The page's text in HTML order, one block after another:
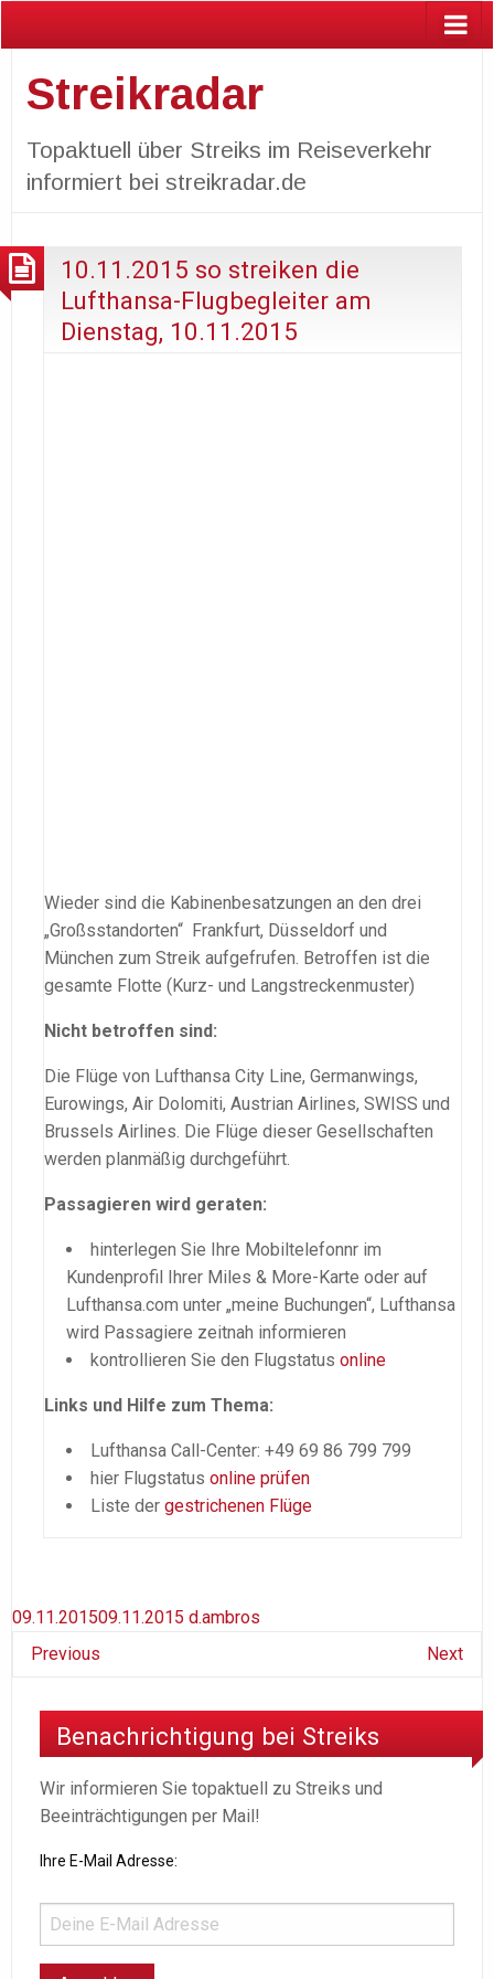
Streikradar
Topaktuell über Streiks im Reiseverkehr
informiert bei streikradar.de
10.11.2015 so streiken die
Lufthansa-Flugbegleiter am
Dienstag, 10.11.2015
Wieder sind die Kabinenbesatzungen an den drei
„Großsstandorten“ Frankfurt, Düsseldorf und
München zum Streik aufgefrufen. Betroffen ist die
gesamte Flotte (Kurz- und Langstreckenmuster)
Nicht betroffen sind:
Die Flüge von Lufthansa City Line, Germanwings,
Eurowings, Air Dolomiti, Austrian Airlines, SWISS und
Brussels Airlines. Die Flüge dieser Gesellschaften
werden planmäßig durchgeführt.
Passagieren wird geraten:
hinterlegen Sie Ihre Mobiltelefonnr im
Kundenprofil Ihrer Miles & More-Karte oder auf
Lufthansa.com unter „meine Buchungen“, Lufthansa
wird Passagiere zeitnah informieren
kontrollieren Sie den Flugstatus online
Links und Hilfe zum Thema:
Lufthansa Call-Center: +49 69 86 799 799
hier Flugstatus online prüfen
Liste der gestrichenen Flüge
09.11.201509.11.2015 d.ambros
Previous
Next
Benachrichtigung bei Streiks
Wir informieren Sie topaktuell zu Streiks und
Beeinträchtigungen per Mail!
Ihre E-Mail Adresse: